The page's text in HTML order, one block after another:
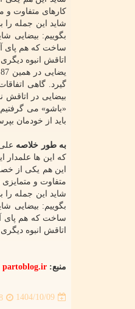
کارهای متفاوت و
شاید این جمله
بگوییم: بیضایی
ساخت که هم پای آن
اتاقش انبوه
گیرد. گاهی
بیضایی در اتاقش
«باشو» می
باید از خودمان
به طور خلاصه
که این ها علمدار
این هم یکی از
متفاوت و متمایزی
شاید این جمله
بگوییم: بیضایی
ساخت که هم پای آن
اتاقش انبوه
منبع: partoblog.ir
1404/10/09